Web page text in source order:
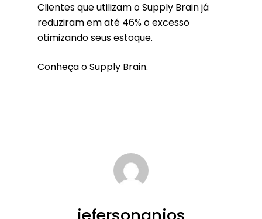
Clientes que utilizam o Supply Brain já
reduziram em até 46% o excesso
otimizando seus estoque.
Conheça o Supply Brain.